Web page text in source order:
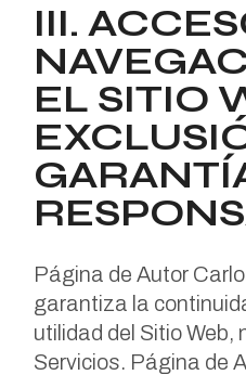
III.
EL SITIO
Página de Autor
garantiza la
utilidad del Sitio Web,
Servicios. Página de